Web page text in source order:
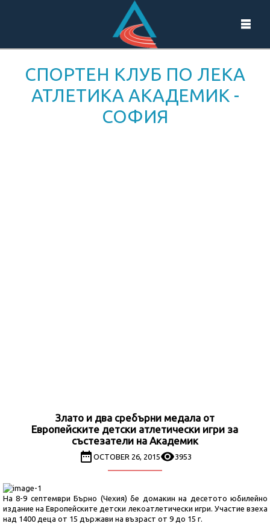
СПОРТЕН КЛУБ ПО ЛЕКА
АТЛЕТИКА АКАДЕМИК -
СОФИЯ
Злато и два сребърни медала от
Европейските детски атлетически игри за
състезатели на Академик
OCTOBER 26, 2015 3953
На 8-9 септември Бърно (Чехия) бе домакин на десетото юбилейно
издание на Европейските детски лекоатлетически игри. Участие взеха
над 1400 деца от 15 държави на възраст от 9 до 15 г.